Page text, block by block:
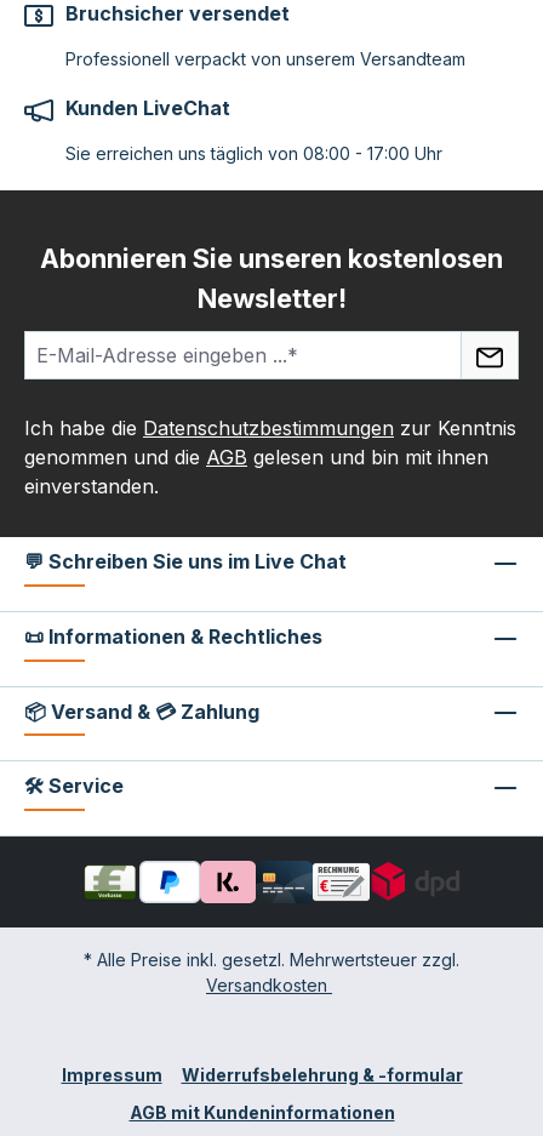
Bruchsicher versendet
Professionell verpackt von unserem Versandteam
Kunden LiveChat
Sie erreichen uns täglich von 08:00 - 17:00 Uhr
Abonnieren Sie unseren kostenlosen
Newsletter!
Ich habe die Datenschutzbestimmungen zur Kenntnis
genommen und die AGB gelesen und bin mit ihnen
einverstanden.
💬 Schreiben Sie uns im Live Chat
📜 Informationen & Rechtliches
📦 Versand & 💳 Zahlung
🛠 Service
* Alle Preise inkl. gesetzl. Mehrwertsteuer zzgl.
Versandkosten
Impressum
Widerrufsbelehrung & -formular
AGB mit Kundeninformationen